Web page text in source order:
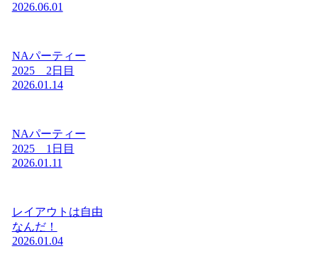
2026.06.01
NAパーティー
2025 2日目
2026.01.14
NAパーティー
2025 1日目
2026.01.11
レイアウトは自由
なんだ！
2026.01.04